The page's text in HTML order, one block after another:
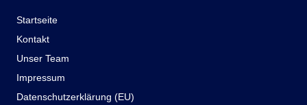
Startseite
Kontakt
Unser Team
Impressum
Datenschutzerklärung (EU)